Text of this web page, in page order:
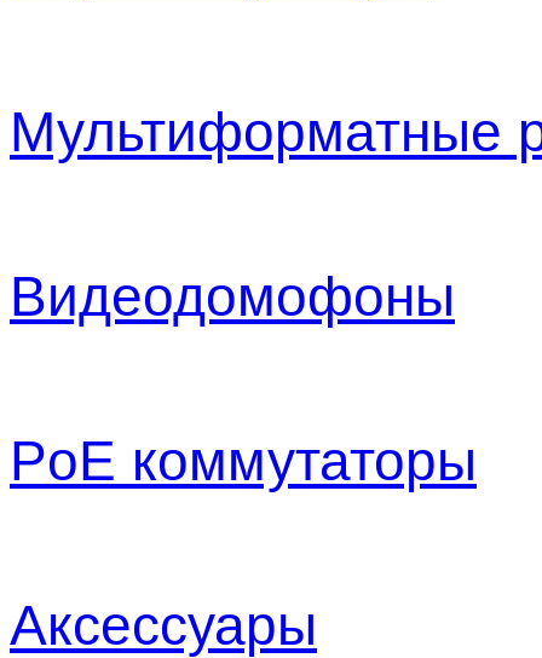
Мультиформатные
Видеодомофоны
PoE коммутаторы
Аксессуары